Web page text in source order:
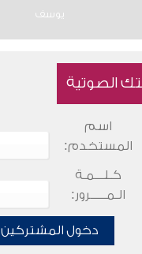
يوسف
الصوتية
اسم
المستخدم:
كـلـــمـة
الـمـــــرور:
دخول المشتركين